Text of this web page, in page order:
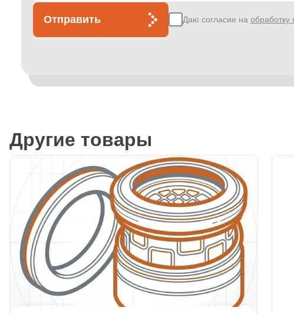
Отправить Даю согласие на
Другие товары